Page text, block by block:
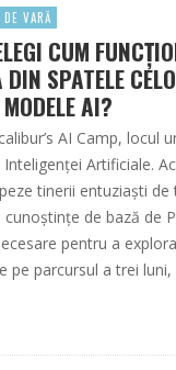
DE VARĂ
CUM
DIN SPATELE
AI?
AI Camp, locul
Artificiale.
tinerii entuziaști de
cunoștințe de bază de
pentru a
pe parcursul a trei